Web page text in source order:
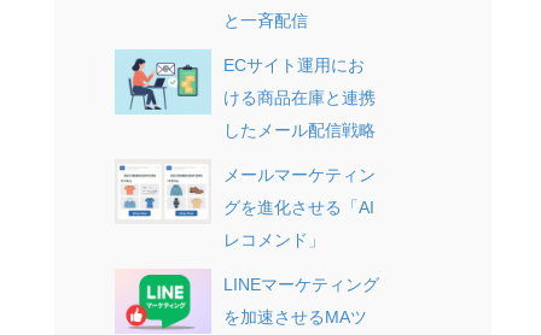
と一斉配信
ECサイト運用にお
ける商品在庫と連携
したメール配信戦略
メールマーケティン
グを進化させる「AI
レコメンド」
LINEマーケティング
を加速させるMAツ